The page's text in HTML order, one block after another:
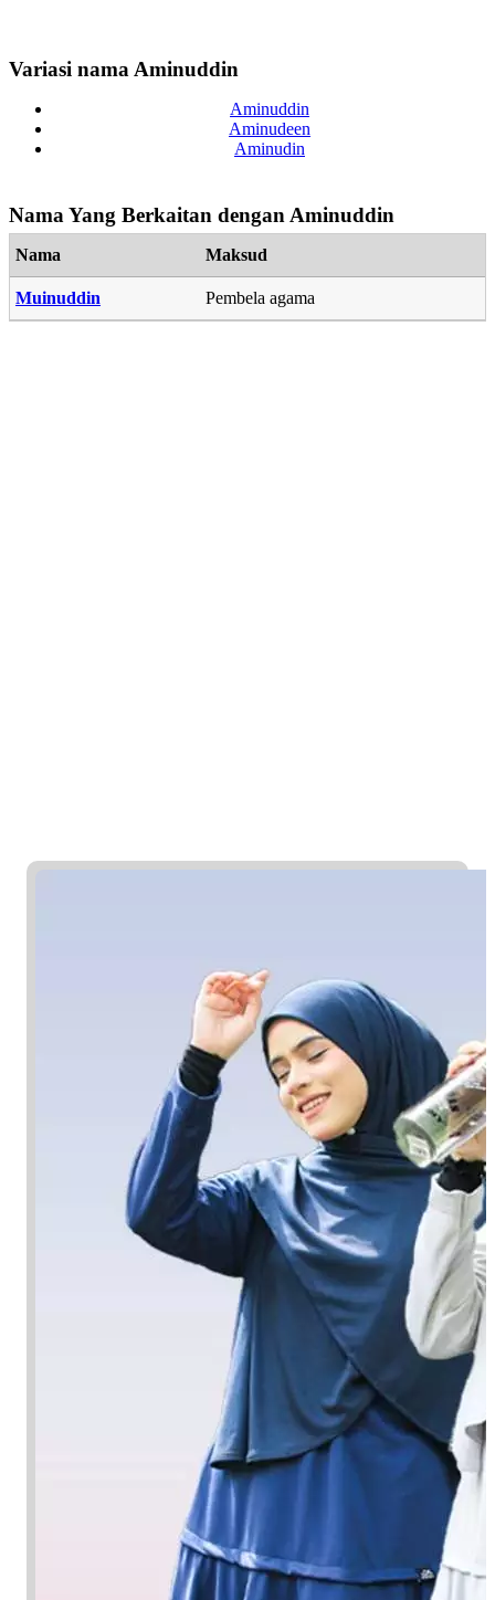
Variasi nama Aminuddin
Aminuddin
Aminudeen
Aminudin
Nama Yang Berkaitan dengan Aminuddin
Nama Maksud
Muinuddin Pembela agama